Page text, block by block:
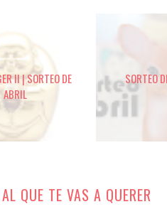
II | SORTEO DE
ABRIL
SORTEO
QUE TE VAS A QUERER